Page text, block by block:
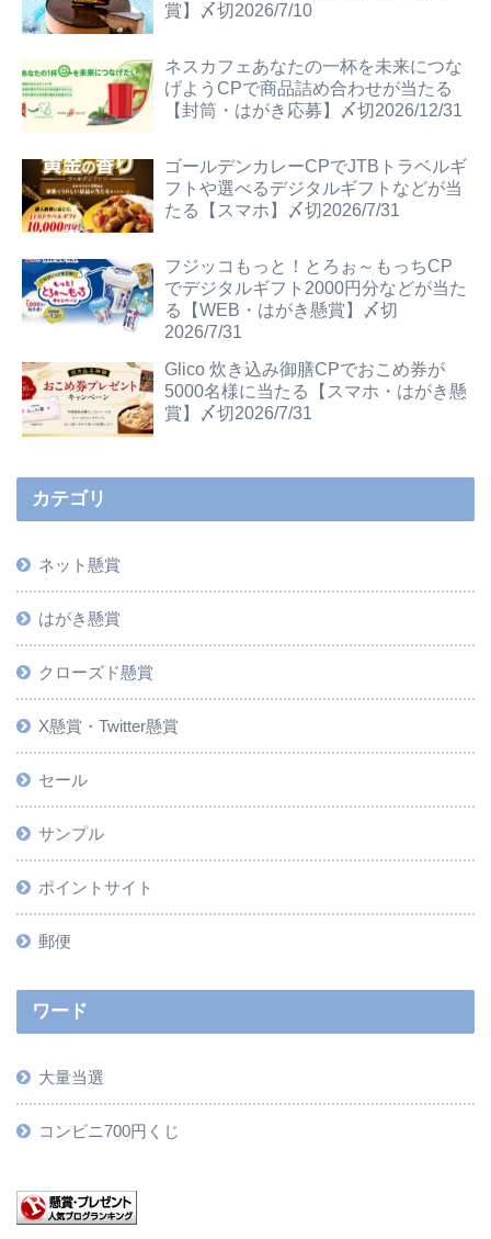
賞】〆切2026/7/10
ネスカフェあなたの一杯を未来につな
げようCPで商品詰め合わせが当たる
【封筒・はがき応募】〆切2026/12/31
ゴールデンカレーCPでJTBトラベルギ
フトや選べるデジタルギフトなどが当
たる【スマホ】〆切2026/7/31
フジッコもっと！とろぉ～もっちCP
でデジタルギフト2000円分などが当た
る【WEB・はがき懸賞】〆切
2026/7/31
Glico 炊き込み御膳CPでおこめ券が
5000名様に当たる【スマホ・はがき懸
賞】〆切2026/7/31
カテゴリ
ネット懸賞
はがき懸賞
クローズド懸賞
X懸賞・Twitter懸賞
セール
サンプル
ポイントサイト
郵便
ワード
大量当選
コンビニ700円くじ